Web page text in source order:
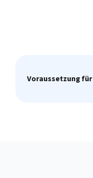
Voraussetzung